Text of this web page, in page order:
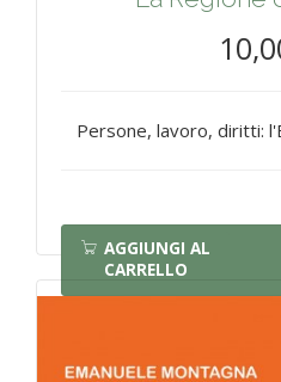
Persone, lavoro, diritti:
AGGIUNGI AL
CARRELLO